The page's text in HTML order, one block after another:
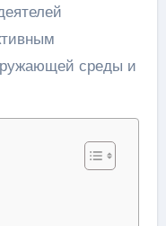
среды и